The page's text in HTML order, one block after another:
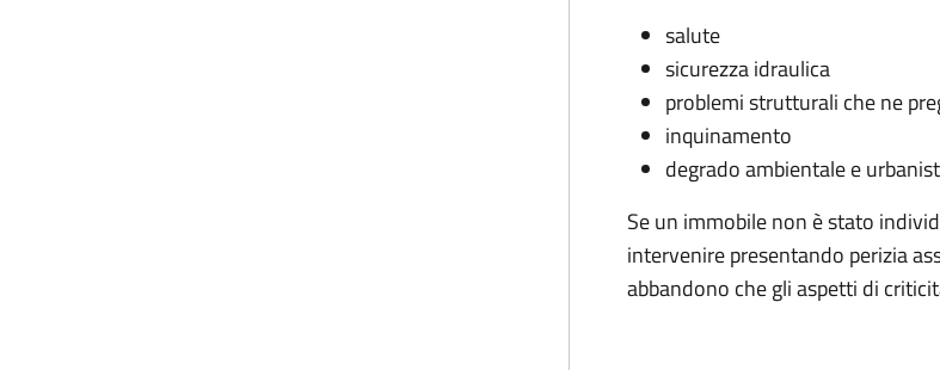
salute
sicurezza idraulica
problemi strutturali che ne
inquinamento
degrado ambientale e
Se un immobile non è stato
intervenire presentando perizia
abbandono che gli aspetti di